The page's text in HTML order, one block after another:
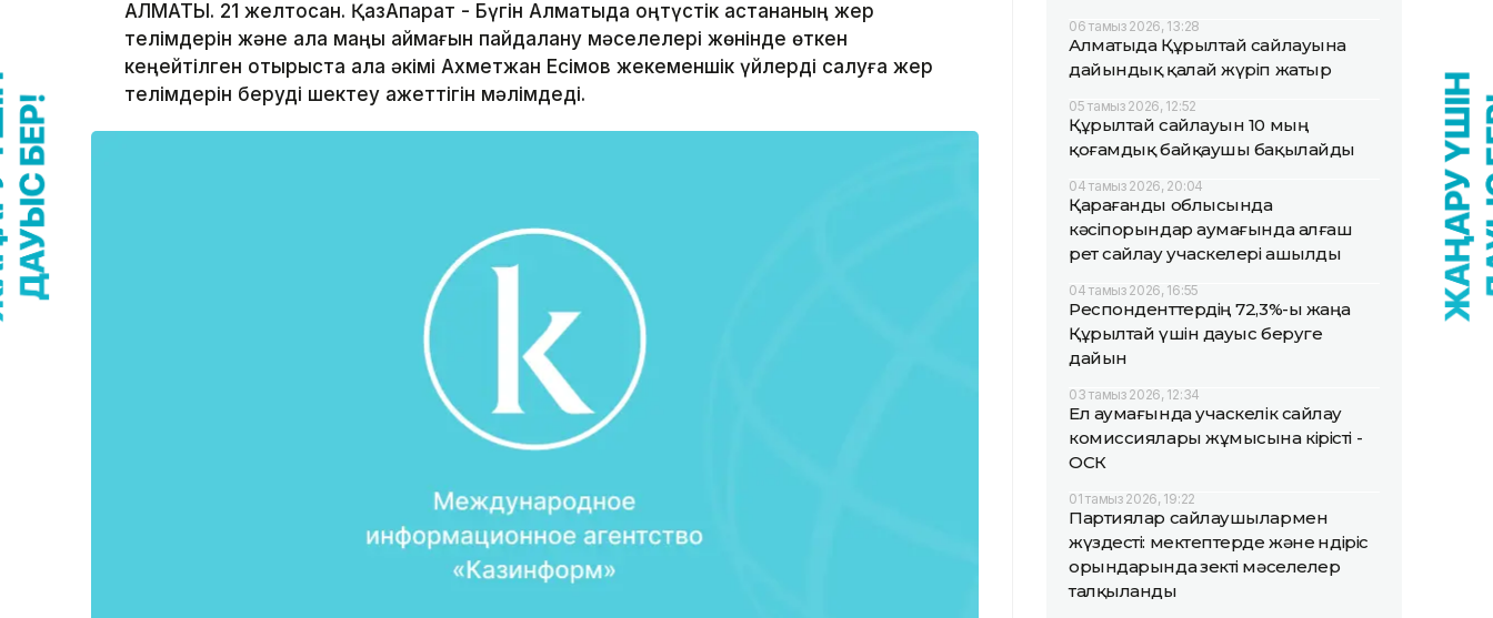
АЛМАТЫ. 21 желтоқсан. ҚазАқпарат - Бүгін Алматыда оңтүстік астананың жер
телімдерін және қала маңы аймағын пайдалану мәселелері жөнінде өткен
кеңейтілген отырыста қала әкімі Ахметжан Есімов жекеменшік үйлерді салуға жер
телімдерін беруді шектеу қажеттігін мәлімдеді.
06 тамыз 2026, 13:28
Алматыда Құрылтай сайлауына
дайындық қалай жүріп жатыр
05 тамыз 2026, 12:52
Құрылтай сайлауын 10 мың
қоғамдық байқаушы бақылайды
04 тамыз 2026, 20:04
Қарағанды облысында
кәсіпорындар аумағында алғаш
рет сайлау учаскелері ашылды
04 тамыз 2026, 16:55
Респонденттердің 72,3%-ы жаңа
Құрылтай үшін дауыс беруге
дайын
03 тамыз 2026, 12:34
Ел аумағында учаскелік сайлау
комиссиялары жұмысына кірісті -
ОСК
01 тамыз 2026, 19:22
Партиялар сайлаушылармен
жүздесті: мектептерде және өндіріс
орындарында өзекті мәселелер
талқыланды